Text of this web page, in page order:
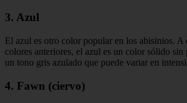
3. Azul
El azul es otro color popular en los abisinios. A
colores anteriores, el azul es un color sólido sin
un tono gris azulado que puede variar en
4. Fawn (ciervo)